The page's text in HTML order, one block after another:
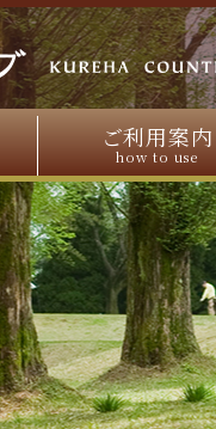
ご利用案内
how to use